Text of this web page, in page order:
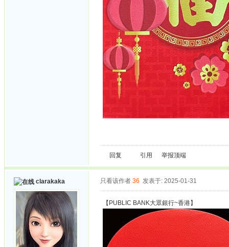
回复 引用 举报顶端
clarakaka 只看该作者 36 发表于: 2025-01-31
【PUBLIC BANK大眾銀行~香港】